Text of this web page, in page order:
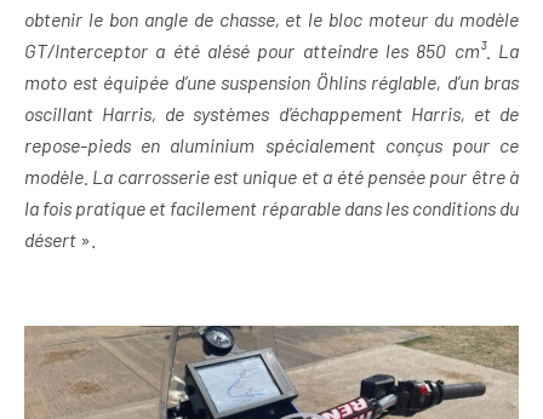
obtenir le bon angle de chasse, et le bloc moteur du modèle
GT/Interceptor a été alésé pour atteindre les 850 cm³. La
moto est équipée d’une suspension Öhlins réglable, d’un bras
oscillant Harris, de systèmes d’échappement Harris, et de
repose-pieds en aluminium spécialement conçus pour ce
modèle. La carrosserie est unique et a été pensée pour être à
la fois pratique et facilement réparable dans les conditions du
désert ».